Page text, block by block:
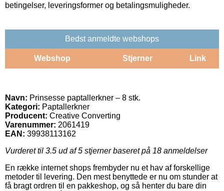
betingelser, leveringsformer og betalingsmuligheder.
Bedst anmeldte webshops
Webshop Stjerner Link
Navn: Prinsesse paptallerkner – 8 stk.
Kategori: Paptallerkner
Producent: Creative Converting
Varenummer: 2061419
EAN: 39938113162
Vurderet til 3.5 ud af 5 stjerner baseret på 18 anmeldelser
En række internet shops frembyder nu et hav af forskellige
metoder til levering. Den mest benyttede er nu om stunder at
få bragt ordren til en pakkeshop, og så henter du bare din